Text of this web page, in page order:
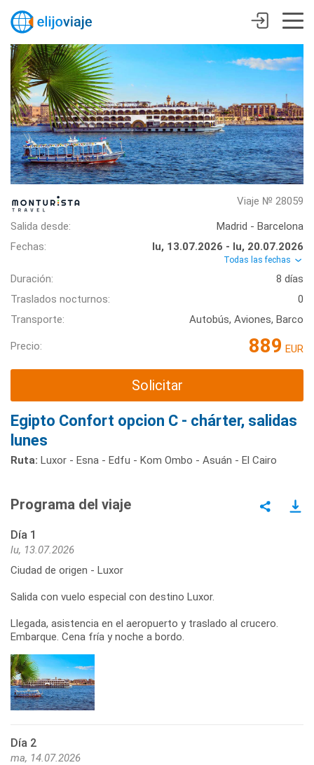
Viaje № 28059
Salida desde:
Madrid - Barcelona
Fechas:
lu, 13.07.2026 - lu, 20.07.2026
Todas las fechas
Duración:
8 días
Traslados nocturnos:
0
Transporte:
Autobús, Aviones, Barco
Precio: 889 EUR
Solicitar
Egipto Confort opcion C - chárter, salidas
lunes
Ruta: Luxor - Esna - Edfu - Kom Ombo - Asuán - El Cairo
Programa del viaje
Día 1
lu, 13.07.2026
Ciudad de origen - Luxor
Salida con vuelo especial con destino Luxor.
Llegada, asistencia en el aeropuerto y traslado al crucero.
Embarque. Cena fría y noche a bordo.
Día 2
ma, 14.07.2026